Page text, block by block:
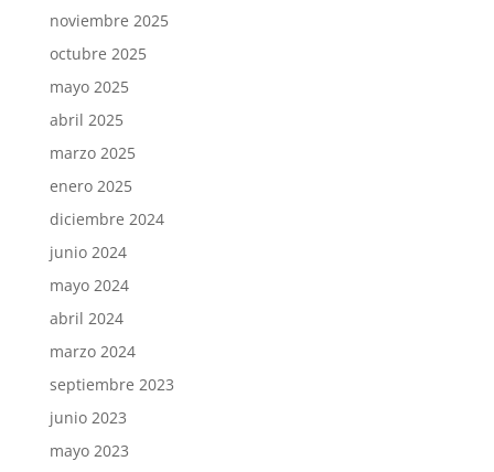
noviembre 2025
octubre 2025
mayo 2025
abril 2025
marzo 2025
enero 2025
diciembre 2024
junio 2024
mayo 2024
abril 2024
marzo 2024
septiembre 2023
junio 2023
mayo 2023